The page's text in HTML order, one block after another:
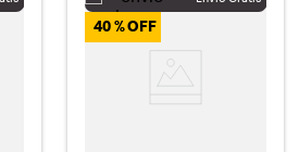
40 %